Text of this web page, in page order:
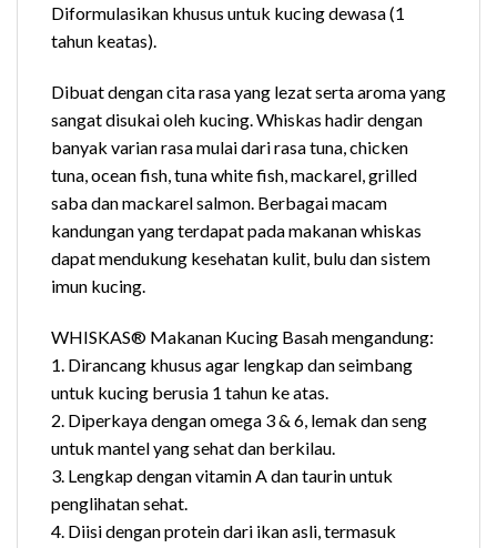
Diformulasikan khusus untuk kucing dewasa (1
tahun keatas).
Dibuat dengan cita rasa yang lezat serta aroma yang
sangat disukai oleh kucing. Whiskas hadir dengan
banyak varian rasa mulai dari rasa tuna, chicken
tuna, ocean fish, tuna white fish, mackarel, grilled
saba dan mackarel salmon. Berbagai macam
kandungan yang terdapat pada makanan whiskas
dapat mendukung kesehatan kulit, bulu dan sistem
imun kucing.
WHISKAS® Makanan Kucing Basah mengandung:
1. Dirancang khusus agar lengkap dan seimbang
untuk kucing berusia 1 tahun ke atas.
2. Diperkaya dengan omega 3 & 6, lemak dan seng
untuk mantel yang sehat dan berkilau.
3. Lengkap dengan vitamin A dan taurin untuk
penglihatan sehat.
4. Diisi dengan protein dari ikan asli, termasuk